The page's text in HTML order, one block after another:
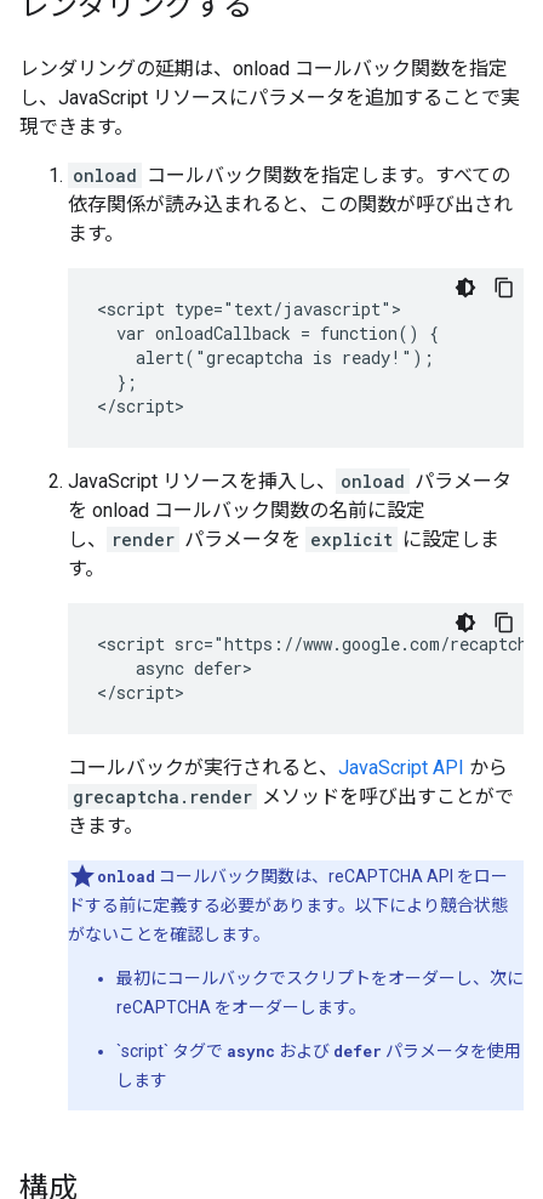
レンダリングの延期は、onload コールバック関数を指定
し、JavaScript リソースにパラメータを追加することで実
現できます。
onload コールバック関数を指定します。すべての
依存関係が読み込まれると、この関数が呼び出され
ます。
<script type="text/javascript">
  var onloadCallback = function() {
    alert("grecaptcha is ready!");
  };
JavaScript リソースを挿入し、 onload パラメータ
を onload コールバック関数の名前に設定
し、
render パラメータを explicit に設定しま
す。
<script src="https://www.google.com/
    async defer>
コールバックが実行されると、 JavaScript API から
grecaptcha.render メソッドを呼び出すことがで
きます。
onload コールバック関数は、reCAPTCHA API をロー
ドする前に定義する必要があります。以下により競合状態
がないことを確認します。
最初にコールバックでスクリプトをオーダーし、次に
reCAPTCHA をオーダーします。
`script` タグで async および defer パラメータを使用
します
構成